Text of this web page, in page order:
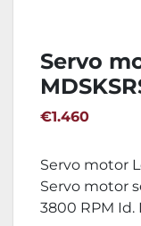
Servo
€1.460
Servo motor
Servo motor
3800 RPM Id.